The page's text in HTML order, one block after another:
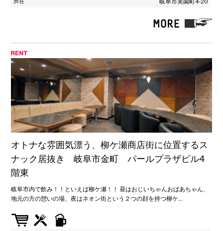
オトナな雰囲気漂う、柳ケ瀬商店街に位置するス
ナック居抜き 岐阜市金町 パールプラザビル4
階東
岐阜市内で飲み！！といえば柳ケ瀬！！ 昼はおじいちゃんおばあちゃん、
地元の方の憩いの場、夜はネオン街という２つの顔を持つ柳ケ…